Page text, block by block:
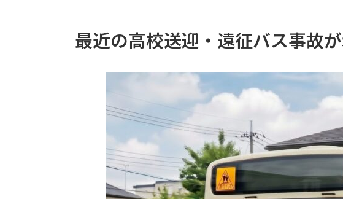
最近の高校送迎・遠征バス事故